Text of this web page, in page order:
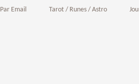
Par Email Tarot / Runes / Astro